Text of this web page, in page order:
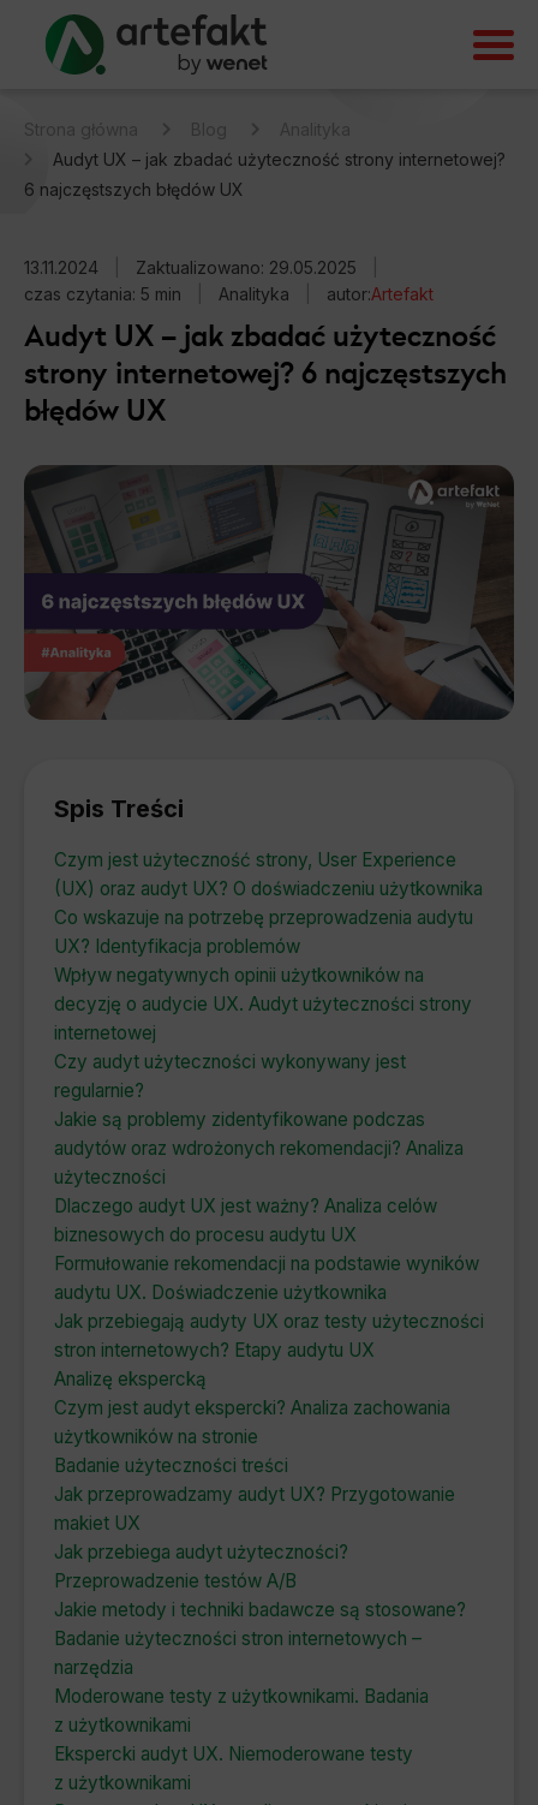
Strona główna Blog
Analityka
Audyt UX – jak zbadać użyteczność strony internetowej?
6 najczęstszych błędów UX
13.11.2024 Zaktualizowano: 29.05.2025
czas czytania: 5 min
Analityka autor:Artefakt
Audyt UX – jak zbadać użyteczność
strony internetowej? 6 najczęstszych
błędów UX
Spis Treści
Czym jest użyteczność strony, User Experience
(UX) oraz audyt UX? O doświadczeniu użytkownika
Co wskazuje na potrzebę przeprowadzenia audytu
UX? Identyfikacja problemów
Wpływ negatywnych opinii użytkowników na
decyzję o audycie UX. Audyt użyteczności strony
internetowej
Czy audyt użyteczności wykonywany jest
regularnie?
Jakie są problemy zidentyfikowane podczas
audytów oraz wdrożonych rekomendacji? Analiza
użyteczności
Dlaczego audyt UX jest ważny? Analiza celów
biznesowych do procesu audytu UX
Formułowanie rekomendacji na podstawie wyników
audytu UX. Doświadczenie użytkownika
Jak przebiegają audyty UX oraz testy użyteczności
stron internetowych? Etapy audytu UX
Analizę ekspercką
Czym jest audyt ekspercki? Analiza zachowania
użytkowników na stronie
Badanie użyteczności treści
Jak przeprowadzamy audyt UX? Przygotowanie
makiet UX
Jak przebiega audyt użyteczności?
Przeprowadzenie testów A/B
Jakie metody i techniki badawcze są stosowane?
Badanie użyteczności stron internetowych –
narzędzia
Moderowane testy z użytkownikami. Badania
z użytkownikami
Ekspercki audyt UX. Niemoderowane testy
z użytkownikami